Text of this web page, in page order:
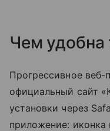
Чем удобна
Прогрессивное
официальный сайт
установки через
приложение: иконка